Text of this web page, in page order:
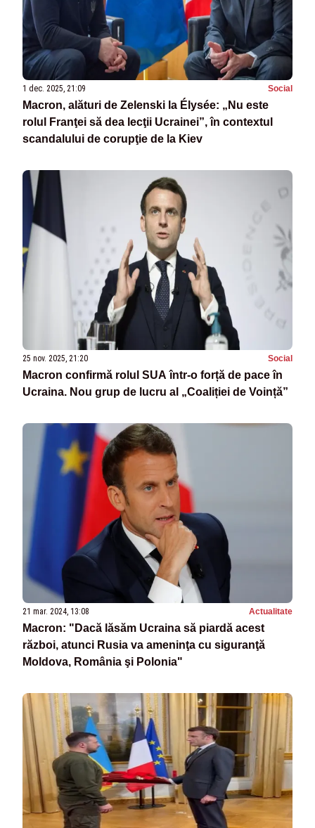
1 dec. 2025, 21:09 Social
Macron, alături de Zelenski la Élysée: „Nu este
rolul Franţei să dea lecţii Ucrainei”, în contextul
scandalului de corupţie de la Kiev
25 nov. 2025, 21:20 Social
Macron confirmă rolul SUA într-o forță de pace în
Ucraina. Nou grup de lucru al „Coaliției de Voință”
21 mar. 2024, 13:08 Actualitate
Macron: "Dacă lăsăm Ucraina să piardă acest
război, atunci Rusia va ameninţa cu siguranţă
Moldova, România şi Polonia"